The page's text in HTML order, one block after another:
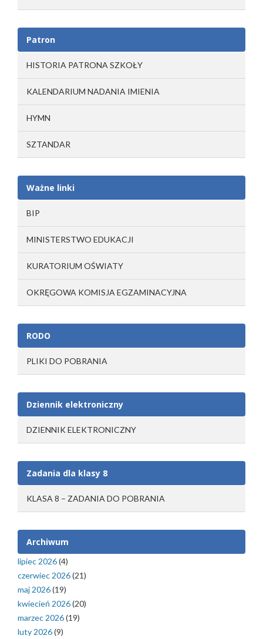
Patron
HISTORIA PATRONA SZKOŁY
KALENDARIUM NADANIA IMIENIA
HYMN
SZTANDAR
Ważne linki
BIP
MINISTERSTWO EDUKACJI
KURATORIUM OŚWIATY
OKRĘGOWA KOMISJA EGZAMINACYJNA
RODO
PLIKI DO POBRANIA
Dziennik elektroniczny
DZIENNIK ELEKTRONICZNY
Zadania dla klasy 8
KLASA 8 – ZADANIA DO POBRANIA
Archiwum
lipiec 2026(4)
czerwiec 2026(21)
maj 2026(19)
kwiecień 2026(20)
marzec 2026(19)
luty 2026(9)